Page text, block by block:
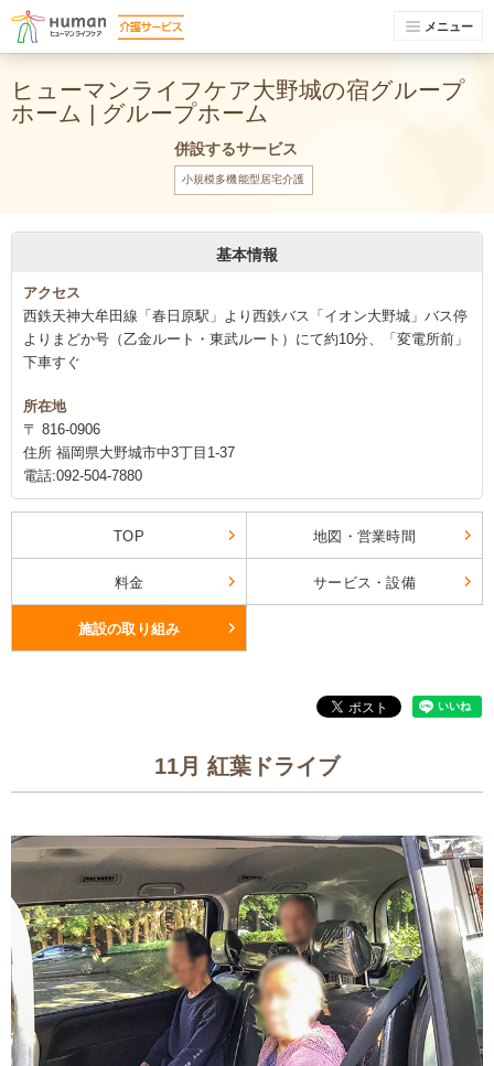
メニュー
ヒューマンライフケア大野城の宿グループ
ホーム | グループホーム
併設するサービス
小規模多機能型居宅介護
基本情報
アクセス
西鉄天神大牟田線「春日原駅」より西鉄バス「イオン大野城」バス停
よりまどか号（乙金ルート・東武ルート）にて約10分、「変電所前」
下車すぐ
所在地
〒 816-0906
住所 福岡県大野城市中3丁目1-37
電話:092-504-7880
TOP 地図・営業時間
料金 サービス・設備
施設の取り組み
11月 紅葉ドライブ